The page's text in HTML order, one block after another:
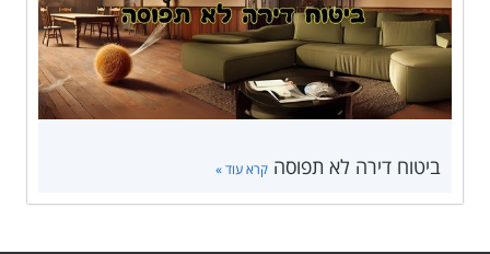
ביטוח דירה לא תפוסה קרא עוד »